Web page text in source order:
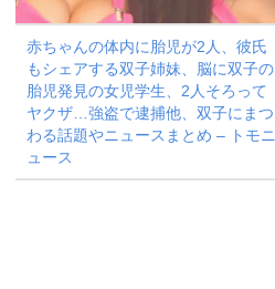
赤ちゃんの体内に胎児が2人、彼氏
もシェアする双子姉妹、脳に双子の
胎児発見の女児学生、2人そろって
ヤクザ…強盗で逮捕他、双子にまつ
わる話題やニュースまとめ – トモニ
ュース